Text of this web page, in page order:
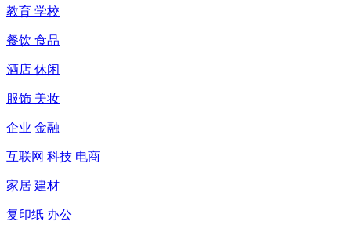
教育 学校
餐饮 食品
酒店 休闲
服饰 美妆
企业 金融
互联网 科技 电商
家居 建材
复印纸 办公